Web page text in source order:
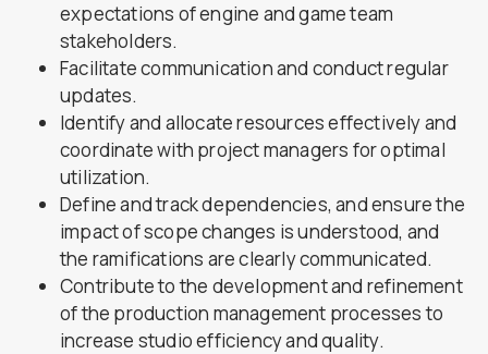
expectations of engine and game team
stakeholders.
Facilitate communication and conduct regular
updates.
Identify and allocate resources effectively and
coordinate with project managers for optimal
utilization.
Define and track dependencies, and ensure the
impact of scope changes is understood, and
the ramifications are clearly communicated.
Contribute to the development and refinement
of the production management processes to
increase studio efficiency and quality.